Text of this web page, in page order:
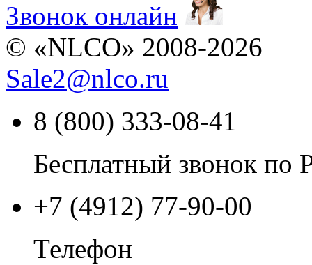
Звонок онлайн
© «NLCO» 2008-2026
Sale2@nlco.ru
8 (800) 333-08-41
Бесплатный звонок по
+7 (4912) 77-90-00
Телефон